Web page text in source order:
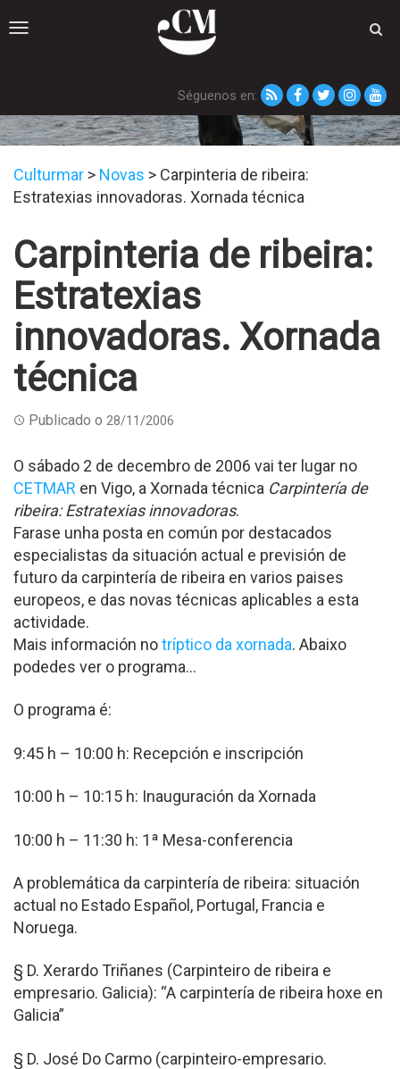
Toggle
Séguenos en:
Novas
Culturmar > Novas > Carpinteria de ribeira:
Estratexias innovadoras. Xornada técnica
Carpinteria de ribeira:
Estratexias
innovadoras. Xornada
técnica
Publicado o 28/11/2006
O sábado 2 de decembro de 2006 vai ter lugar no
CETMAR en Vigo, a Xornada técnica Carpintería de
ribeira: Estratexias innovadoras.
Farase unha posta en común por destacados
especialistas da situación actual e previsión de
futuro da carpintería de ribeira en varios paises
europeos, e das novas técnicas aplicables a esta
actividade.
Mais información notríptico da xornada. Abaixo
podedes ver o programa…
O programa é:
9:45 h – 10:00 h: Recepción e inscripción
10:00 h – 10:15 h: Inauguración da Xornada
10:00 h – 11:30 h: 1ª Mesa-conferencia
A problemática da carpintería de ribeira: situación
actual no Estado Español, Portugal, Francia e
Noruega.
§ D. Xerardo Triñanes (Carpinteiro de ribeira e
empresario. Galicia): “A carpintería de ribeira hoxe en
Galicia”
§ D. José Do Carmo (carpinteiro-empresario.